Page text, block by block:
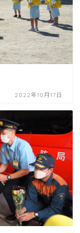
2022年10月17日